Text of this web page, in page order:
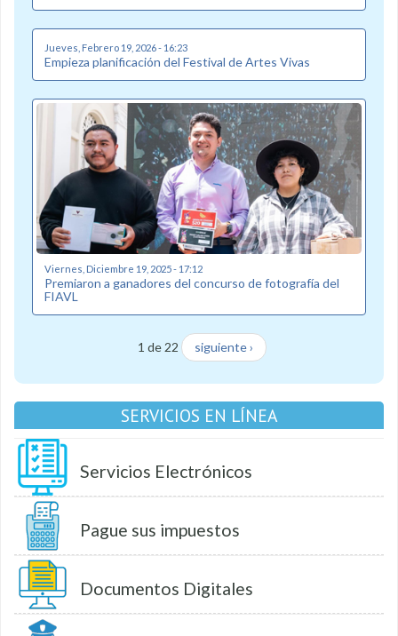
Jueves, Febrero 19, 2026 - 16:23
Empieza planificación del Festival de Artes Vivas
Viernes, Diciembre 19, 2025 - 17:12
Premiaron a ganadores del concurso de fotografía del
FIAVL
1 de 22 siguiente ›
SERVICIOS EN LÍNEA
Servicios Electrónicos
Pague sus impuestos
Documentos Digitales